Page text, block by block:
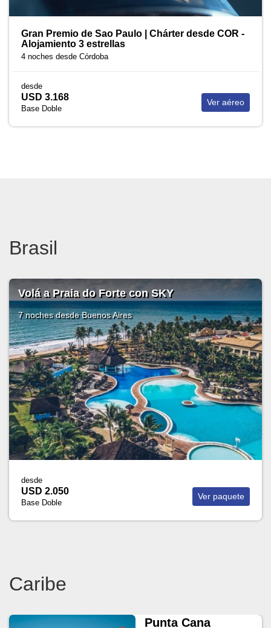
Gran Premio de Sao Paulo | Chárter desde COR -
Alojamiento 3 estrellas
4 noches desde Córdoba
desde
USD 3.168
Base Doble
Ver aéreo
Brasil
Volá a Praia do Forte con SKY
7 nochesdesde Buenos Aires
desde
USD 2.050
Base Doble
Ver paquete
Caribe
Punta Cana